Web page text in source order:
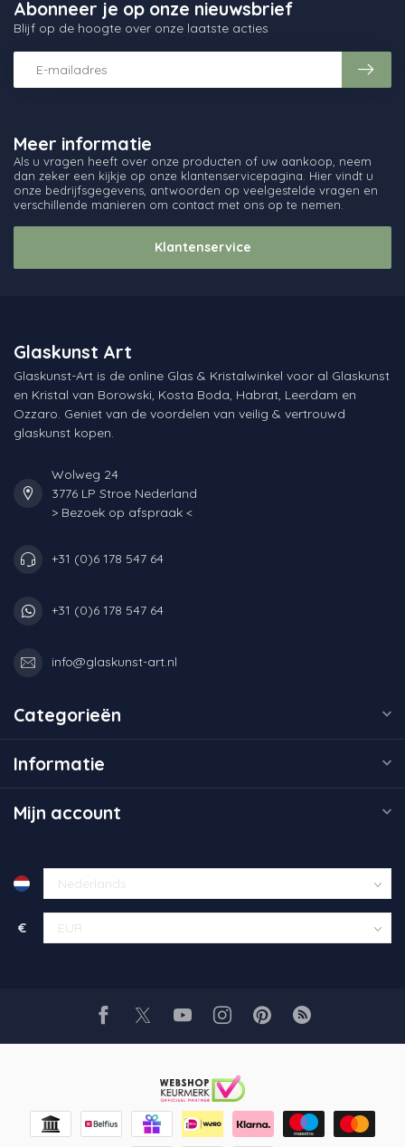
Meer informatie
Als u vragen heeft over onze producten of uw aankoop, neem
dan zeker een kijkje op onze klantenservicepagina. Hier vindt u
onze bedrijfsgegevens, antwoorden op veelgestelde vragen en
verschillende manieren om contact met ons op te nemen.
Klantenservice
Abonneer je op onze nieuwsbrief
Blijf op de hoogte over onze laatste acties
Glaskunst Art
Glaskunst-Art is de online Glas & Kristalwinkel voor al Glaskunst
en Kristal van Borowski, Kosta Boda, Habrat, Leerdam en
Ozzaro. Geniet van de voordelen van veilig & vertrouwd
glaskunst kopen.
Wolweg 24
3776 LP Stroe Nederland
> Bezoek op afspraak <
+31 (0)6 178 547 64
+31 (0)6 178 547 64
info@glaskunst-art.nl
Categorieën
Informatie
Mijn account
€